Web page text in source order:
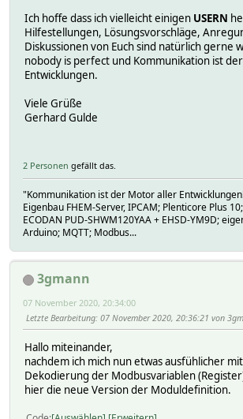
Ich hoffe dass ich vielleicht einigen USERN
Hilfestellungen, Lösungsvorschläge,
Diskussionen von Euch sind natürlich gerne
nobody is perfect und Kommunikation ist
Entwicklungen.
Viele Grüße
Gerhard Gulde
2 Personen gefällt das.
"Kommunikation ist der Motor aller
Eigenbau FHEM-Server, IPCAM; Plenticore Plus
ECODAN PUD-SHWM120YAA + EHSD-YM9D;
Arduino; MQTT; Modbus...
3gmann
07 November 2020, 20:34:00
Letzte Bearbeitung: 07 November 2020, 20:36:21 von
Hallo miteinander,
nachdem ich mich nun etwas ausfühlicher
Dekodierung der Modbusvariablen
hier die neue Version der Moduldefinition.